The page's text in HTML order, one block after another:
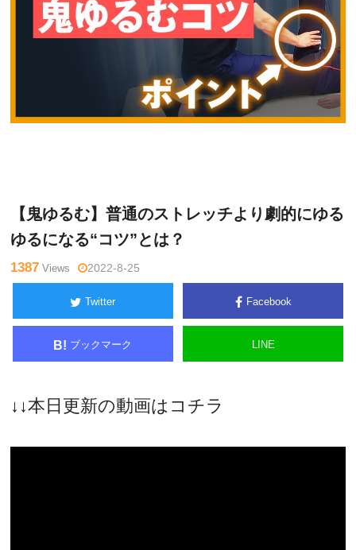
【鬼ゆるむ】普通のストレッチより劇的にゆる
ゆるになる“コツ”とは？
1387 Views 2022-8-25
Twitter Facebook
B! ブックマーク LINE
↓↓本日更新の動画はコチラ